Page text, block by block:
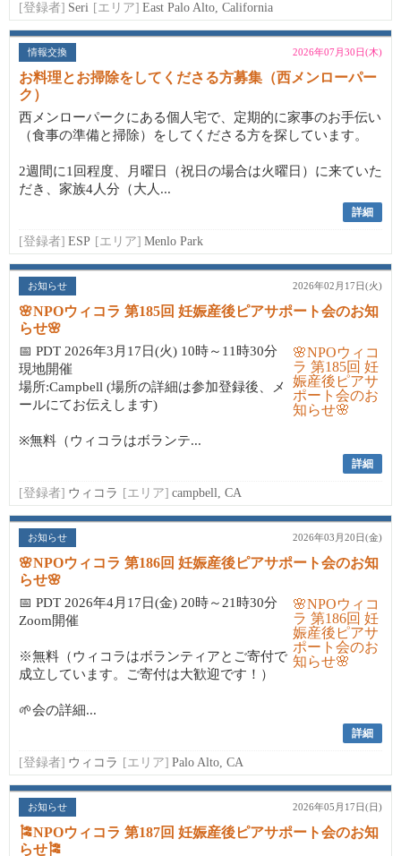
[登録者] Seri [エリア] East Palo Alto, California
情報交換 2026年07月30日(木)
お料理とお掃除をしてくださる方募集（西メンローパー
ク）
西メンローパークにある個人宅で、定期的に家事のお手伝い
（食事の準備と掃除）をしてくださる方を探しています。
2週間に1回程度、月曜日（祝日の場合は火曜日）に来ていた
だき、家族4人分（大人...
詳細
[登録者] ESP [エリア] Menlo Park
お知らせ 2026年02月17日(火)
🌸NPOウィコラ 第185回 妊娠産後ピアサポート会のお知
らせ🌸
📅 PDT 2026年3月17日(火) 10時～11時30分
現地開催
場所:Campbell (場所の詳細は参加登録後、メ
ールにてお伝えします)
※無料（ウィコラはボランテ...
詳細
[登録者] ウィコラ [エリア] campbell, CA
お知らせ 2026年03月20日(金)
🌸NPOウィコラ 第186回 妊娠産後ピアサポート会のお知
らせ🌸
📅 PDT 2026年4月17日(金) 20時～21時30分
Zoom開催
※無料（ウィコラはボランティアとご寄付で
成立しています。ご寄付は大歓迎です！）
🌱会の詳細...
詳細
[登録者] ウィコラ [エリア] Palo Alto, CA
お知らせ 2026年05月17日(日)
🎏NPOウィコラ 第187回 妊娠産後ピアサポート会のお知
らせ🎏